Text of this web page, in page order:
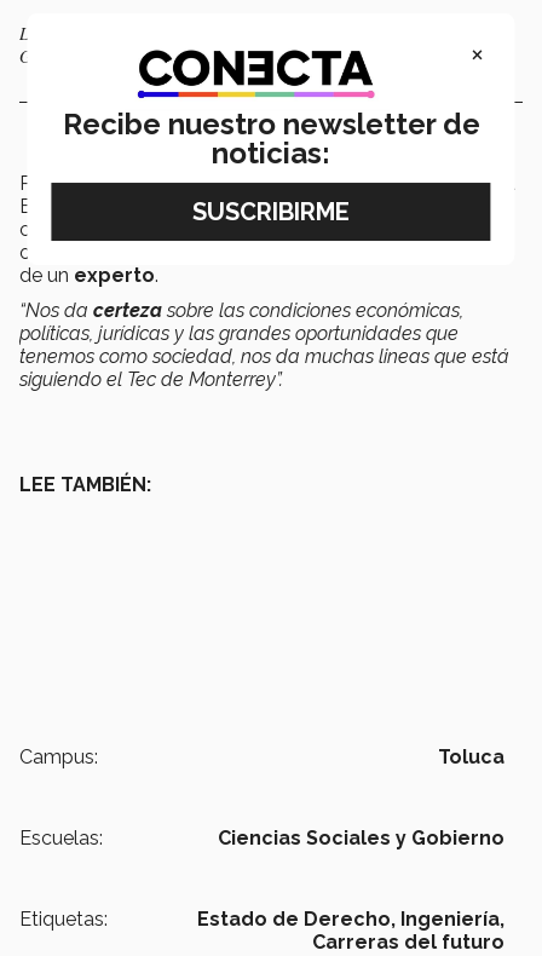
Luis de la Calle durante la plática con estudiantes. Foto: Daniela
Gutiérrez.
Por su parteJuan Abelardo Hernández, director de la
Escuela de Ciencias Sociales y Gobierno en Toluca,
comentó que este tipo de charlas es una gran
oportunidad ya que se conoce el contexto desde el ojo
de un experto.
“Nos da certezasobre las condiciones económicas,
políticas, jurídicas y las grandes oportunidades que
tenemos como sociedad, nos da muchas lineas que está
siguiendo el Tec de Monterrey”.
LEE TAMBIÉN:
Campus: Toluca
Escuelas: Ciencias Sociales y Gobierno
Etiquetas: Estado de Derecho, Ingeniería,
Carreras del futuro
×
Recibe nuestro newsletter de
noticias: